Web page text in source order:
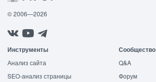
© 2006—2026
Инструменты
Анализ сайта
SEO-анализ страницы
Сообщество
Q&A
Форум